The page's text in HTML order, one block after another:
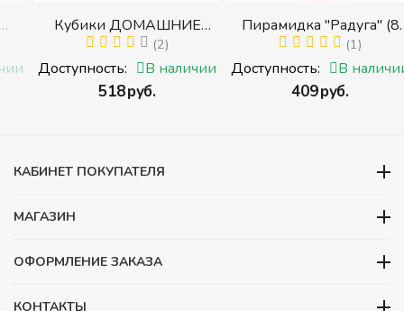
Кубики ДОМАШНИЕ
ЖИВОТНЫЕ (Томик)
(Набор кубиков
разрезных (складных))
(2)
Доступность: В наличии
‍518‍руб.
Пирамидка "Радуга" (8
деталей) (Пирамидка
среднего размера)
(1)
Доступность: В наличии
‍409‍руб.
КАБИНЕТ ПОКУПАТЕЛЯ
МАГАЗИН
ОФОРМЛЕНИЕ ЗАКАЗА
КОНТАКТЫ